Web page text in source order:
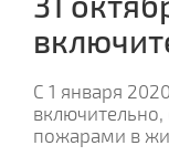
С 1 января
включительно,
пожарами в